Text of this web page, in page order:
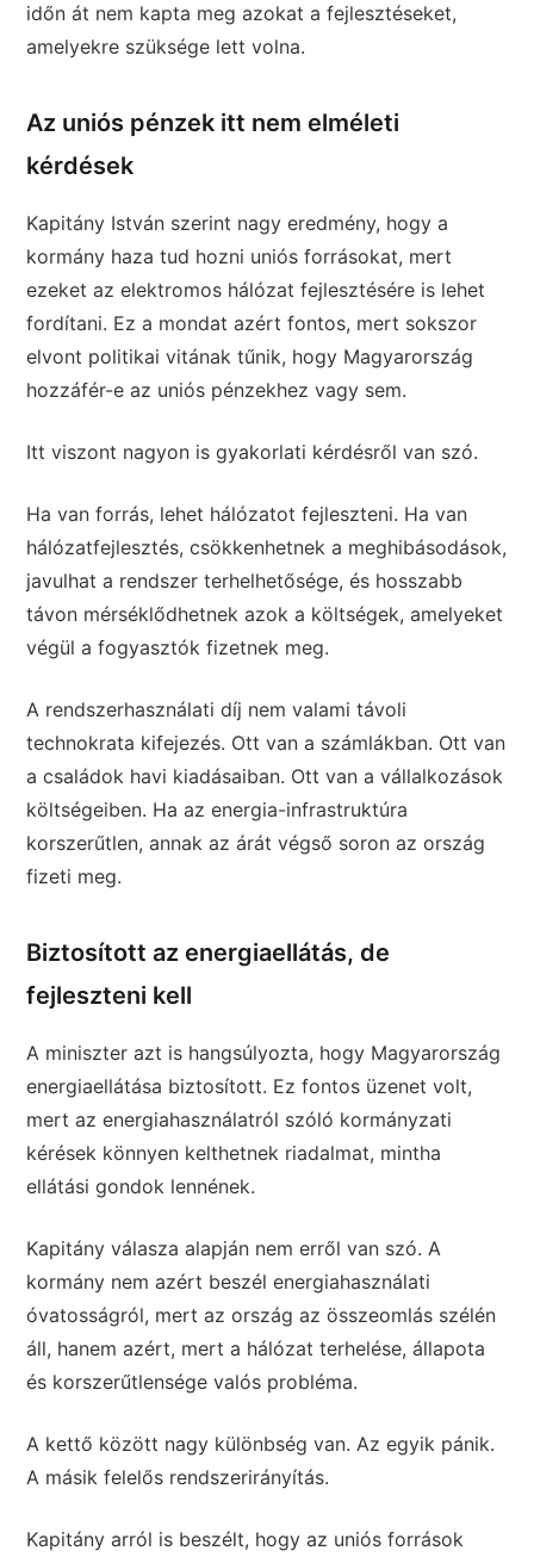
időn át nem kapta meg azokat a fejlesztéseket,
amelyekre szüksége lett volna.
Az uniós pénzek itt nem elméleti
kérdések
Kapitány István szerint nagy eredmény, hogy a
kormány haza tud hozni uniós forrásokat, mert
ezeket az elektromos hálózat fejlesztésére is lehet
fordítani. Ez a mondat azért fontos, mert sokszor
elvont politikai vitának tűnik, hogy Magyarország
hozzáfér-e az uniós pénzekhez vagy sem.
Itt viszont nagyon is gyakorlati kérdésről van szó.
Ha van forrás, lehet hálózatot fejleszteni. Ha van
hálózatfejlesztés, csökkenhetnek a meghibásodások,
javulhat a rendszer terhelhetősége, és hosszabb
távon mérséklődhetnek azok a költségek, amelyeket
végül a fogyasztók fizetnek meg.
A rendszerhasználati díj nem valami távoli
technokrata kifejezés. Ott van a számlákban. Ott van
a családok havi kiadásaiban. Ott van a vállalkozások
költségeiben. Ha az energia-infrastruktúra
korszerűtlen, annak az árát végső soron az ország
fizeti meg.
Biztosított az energiaellátás, de
fejleszteni kell
A miniszter azt is hangsúlyozta, hogy Magyarország
energiaellátása biztosított. Ez fontos üzenet volt,
mert az energiahasználatról szóló kormányzati
kérések könnyen kelthetnek riadalmat, mintha
ellátási gondok lennének.
Kapitány válasza alapján nem erről van szó. A
kormány nem azért beszél energiahasználati
óvatosságról, mert az ország az összeomlás szélén
áll, hanem azért, mert a hálózat terhelése, állapota
és korszerűtlensége valós probléma.
A kettő között nagy különbség van. Az egyik pánik.
A másik felelős rendszerirányítás.
Kapitány arról is beszélt, hogy az uniós források